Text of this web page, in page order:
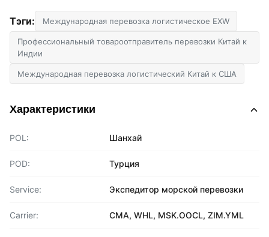
Тэги: Международная перевозка логистическое EXW
Профессиональный товароотправитель перевозки Китай к
Индии
Международная перевозка логистический Китай к США
Характеристики
POL: Шанхай
POD: Турция
Service: Экспедитор морской перевозки
Carrier: CMA, WHL, MSK.OOCL, ZIM.YML